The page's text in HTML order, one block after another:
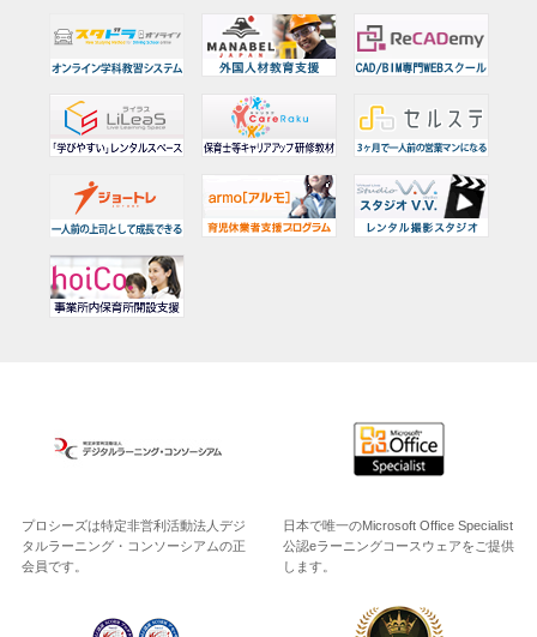
プロシーズは特定非営利活動法人デジ
タルラーニング・コンソーシアムの正
会員です。
日本で唯一のMicrosoft Office Specialist
公認eラーニングコースウェアをご提供
します。